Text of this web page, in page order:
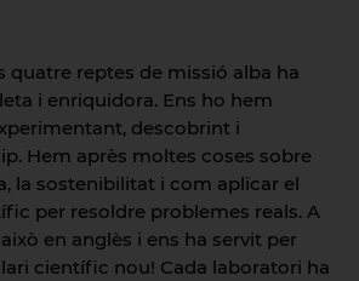
quatre reptes de missió alba ha
i enriquidora. Ens ho hem
descobrint i
Hem après moltes coses sobre
la sostenibilitat i com aplicar el
per resoldre problemes reals. A
en anglès i ens ha servit per
científic nou! Cada laboratori ha